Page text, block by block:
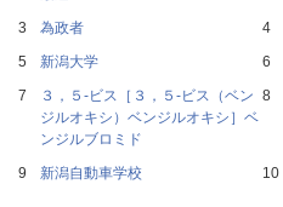
為政者
新潟大学
３，５‐ビス［３，５‐ビス（ベン
ジルオキシ）ベンジルオキシ］ベ
ンジルブロミド
新潟自動車学校